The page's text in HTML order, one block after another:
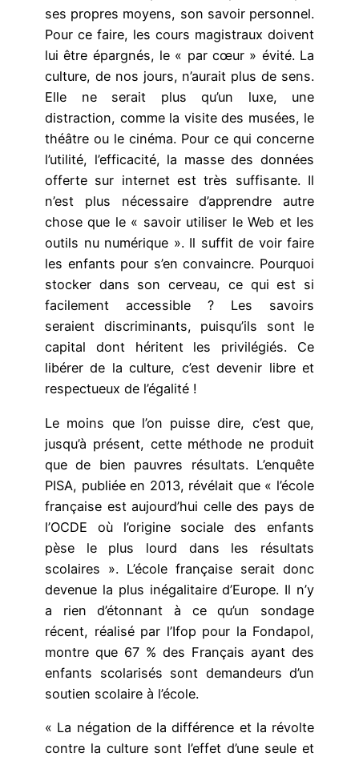
ses propres moyens, son savoir personnel.
Pour ce faire, les cours magistraux doivent
lui être épargnés, le « par cœur » évité. La
culture, de nos jours, n’aurait plus de sens.
Elle ne serait plus qu’un luxe, une
distraction, comme la visite des musées, le
théâtre ou le cinéma. Pour ce qui concerne
l’utilité, l’efficacité, la masse des données
offerte sur internet est très suffisante. Il
n’est plus nécessaire d’apprendre autre
chose que le « savoir utiliser le Web et les
outils nu numérique ». Il suffit de voir faire
les enfants pour s’en convaincre. Pourquoi
stocker dans son cerveau, ce qui est si
facilement accessible ? Les savoirs
seraient discriminants, puisqu’ils sont le
capital dont héritent les privilégiés. Ce
libérer de la culture, c’est devenir libre et
respectueux de l’égalité !
Le moins que l’on puisse dire, c’est que,
jusqu’à présent, cette méthode ne produit
que de bien pauvres résultats. L’enquête
PISA, publiée en 2013, révélait que « l’école
française est aujourd’hui celle des pays de
l’OCDE où l’origine sociale des enfants
pèse le plus lourd dans les résultats
scolaires ». L’école française serait donc
devenue la plus inégalitaire d’Europe. Il n’y
a rien d’étonnant à ce qu’un sondage
récent, réalisé par l’Ifop pour la Fondapol,
montre que 67 % des Français ayant des
enfants scolarisés sont demandeurs d’un
soutien scolaire à l’école.
« La négation de la différence et la révolte
contre la culture sont l’effet d’une seule et